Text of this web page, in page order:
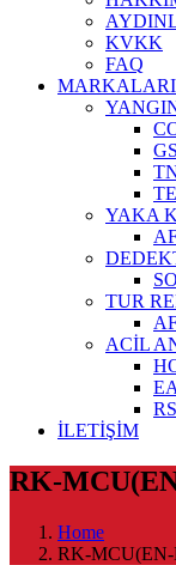
KVKK
FAQ
YAKA
TUR
ACİL
İLETİŞİM
RK-
Home
RK-